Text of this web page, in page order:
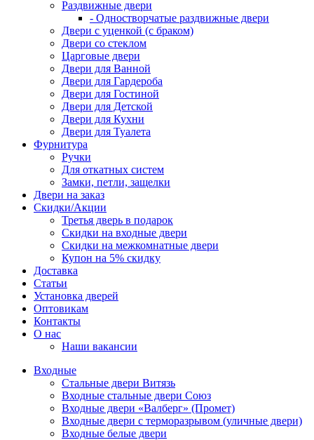
Раздвижные двери
- Одностворчатые раздвижные двери
Двери с уценкой (с браком)
Двери со стеклом
Царговые двери
Двери для Ванной
Двери для Гардероба
Двери для Гостиной
Двери для Детской
Двери для Кухни
Двери для Туалета
Фурнитура
Ручки
Для откатных систем
Замки, петли, защелки
Двери на заказ
Скидки/Акции
Третья дверь в подарок
Скидки на входные двери
Скидки на межкомнатные двери
Купон на 5% скидку
Доставка
Статьи
Установка дверей
Оптовикам
Контакты
О нас
Наши вакансии
Входные
Стальные двери Витязь
Входные стальные двери Союз
Входные двери «Валберг» (Промет)
Входные двери с терморазрывом (уличные двери)
Входные белые двери